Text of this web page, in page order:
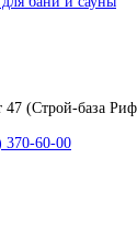
47 (Строй-база
370-60-00